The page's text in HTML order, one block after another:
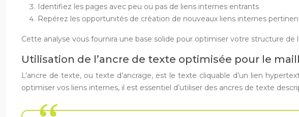
Identifiez les pages avec peu ou pas de liens internes entrants
Repérez les opportunités de création de nouveaux liens internes
Cette analyse vous fournira une base solide pour optimiser votre structure de
Utilisation de l’ancre de texte optimisée pour le
L’ancre de texte, ou texte d’ancrage, est le texte cliquable d’un lien
optimiser vos liens internes, il est essentiel d’utiliser des ancres de texte